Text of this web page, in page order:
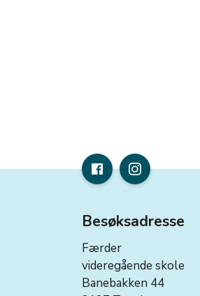
Besøksadresse
Færder
videregående skole
Banebakken 44